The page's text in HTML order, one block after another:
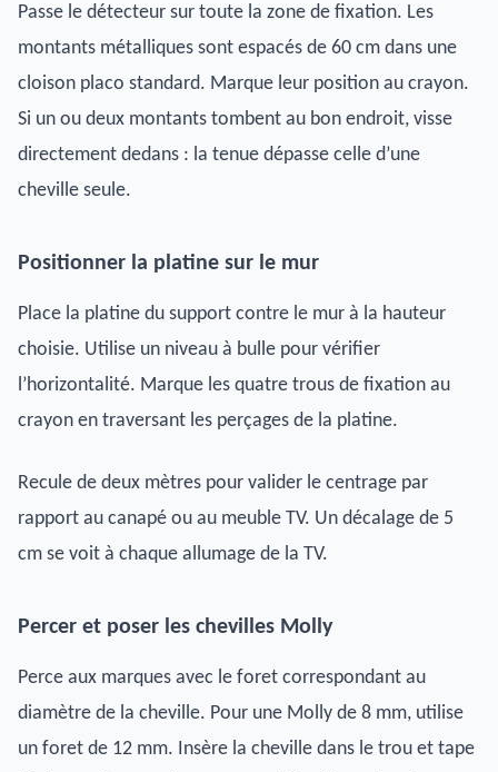
Passe le détecteur sur toute la zone de fixation. Les
montants métalliques sont espacés de 60 cm dans une
cloison placo standard. Marque leur position au crayon.
Si un ou deux montants tombent au bon endroit, visse
directement dedans : la tenue dépasse celle d’une
cheville seule.
Positionner la platine sur le mur
Place la platine du support contre le mur à la hauteur
choisie. Utilise un niveau à bulle pour vérifier
l’horizontalité. Marque les quatre trous de fixation au
crayon en traversant les perçages de la platine.
Recule de deux mètres pour valider le centrage par
rapport au canapé ou au meuble TV. Un décalage de 5
cm se voit à chaque allumage de la TV.
Percer et poser les chevilles Molly
Perce aux marques avec le foret correspondant au
diamètre de la cheville. Pour une Molly de 8 mm, utilise
un foret de 12 mm. Insère la cheville dans le trou et tape